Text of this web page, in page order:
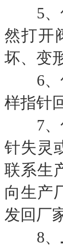
5、使
然打开
坏、变
6、使
样指针
7、仪
针失灵
联系生
向生产
发回厂
8、